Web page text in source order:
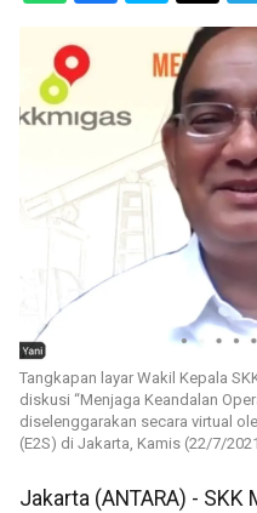
Tangkapan layar Wakil Kepala
diskusi “Menjaga Keandalan
diselenggarakan secara virtual
(E2S) di Jakarta, Kamis (22/7/
Jakarta (ANTARA) - SKK